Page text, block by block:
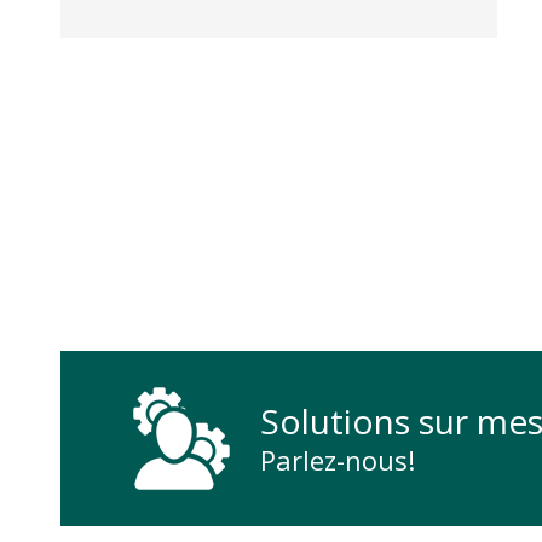
Solutions sur
Parlez-nous!